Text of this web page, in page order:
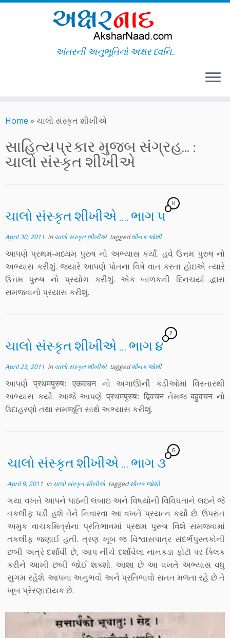
to
અંતરની અનુભૂતિનો અક્ષર ધ્વનિ..
Home » ચાલો સંસ્કૃત શીખીએ
સાહિત્યપ્રકાર મુજબ સંગ્રહ... :
ચાલો સંસ્કૃત શીખીએ
ચાલો સંસ્કૃત શીખીએ …. ભાગ ૫
14
April 30, 2011 inચાલો સંસ્કૃત શીખીએ taggedશૌનક જોશી
આપણે પ્રથમ-મધ્યમ પુરુષ નો અભ્યાસ કર્યો. હવે ઉત્તમ પુરુષ નો
અભ્યાસ કરીશું. જ્યારે આપણે પોતના વિષે વાત કરતા હોઇએ ત્યારે
ઉત્તમ પુરુષ નો પ્રયોગ કરીશું. એક બાળકની દિનચર્યા દ્વારા
સમજવાનો પ્રયાસ કરીશું.
ચાલો સંસ્કૃત શીખીએ … ભાગ ૪
2
April 23, 2011 inચાલો સંસ્કૃત શીખીએ taggedશૌનક જોશી
આપણે प्रथमपुरुषः एकवचन નો અગાઊની કડીઓમાં વિસ્તારથી
અભ્યાસ કર્યો. આજે આપણે प्रथमपुरुषः द्विवचन તેમજ बहुवचन નો
ઉદાહરણો તથા સમજૂતિ સાથે અભ્યાસ કરીશું.
ચાલો સંસ્કૃત શીખીએ … ભાગ ૩
6
April 9, 2011 inચાલો સંસ્કૃત શીખીએ taggedશૌનક જોશી
ગયા વખતે આપને પાઠની લંબાઇ અને વિષયોની વિવિધતાને લઇને જે
તકલીફ પડી હશે તેને નિવારવા આ વખતે પ્રયત્ન કર્યો છે. ઉપરાંત
અમુક વાચકમિત્રોના પ્રતિભાવમાં પ્રથમ પુરૂષ વિશે સમજવામાં
તકલીફ જણાઈ હતી. ત્રણ ખૂબ જ વિશ્વાસપાત્ર સંદર્ભપુસ્તકોની
છબી અત્રે દર્શાવી છે, આપ નીચે દર્શાવેલા નાનકડા ફોટૉ પર ક્લિક
કરીને આખી છબી જોઈ શક્શો. આશા છે આ વખતે અભ્યાસ વધુ
સુગમ રહેશે. આપના અનુભવો અને પ્રતિભાવો સતત મળતા રહે છે તે
ખૂબ પ્રેરણાદાયક છે.